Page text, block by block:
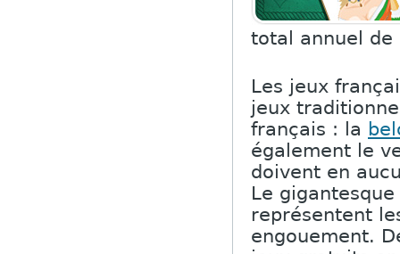
total annuel de
Les jeux
jeux
français : la
également le
doivent en
Le
représentent
engouement.